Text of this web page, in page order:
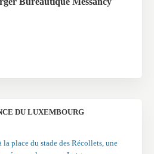
DU LUXEMBOURG
place du stade des Récollets, une